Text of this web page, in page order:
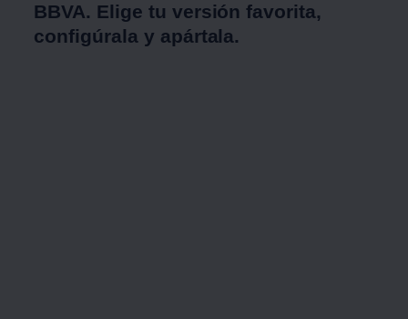
BBVA. Elige tu versión favorita,
configúrala y apártala.